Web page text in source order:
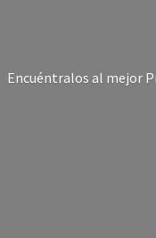
Encuéntralos al mejor